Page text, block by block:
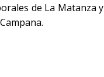
de La Matanza y